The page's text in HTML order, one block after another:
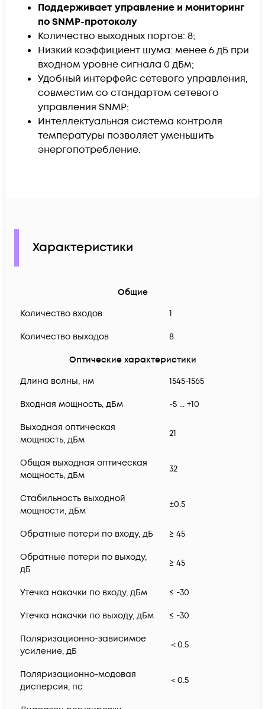
Поддерживает управление и мониторинг
по SNMP-протоколу
Количество выходных портов: 8;
Низкий коэффициент шума: менее 6 дБ при
входном уровне сигнала 0 дБм;
Удобный интерфейс сетевого управления,
совместим со стандартом сетевого
управления SNMP;
Интеллектуальная система контроля
температуры позволяет уменьшить
энергопотребление.
Характеристики
Общие
Количество входов
1
Количество выходов 8
Оптические характеристики
Длина волны, нм
1545-1565
Входная мощность, дБм -5 ... +10
Выходная оптическая
мощность, дБм
21
Общая выходная оптическая
мощность, дБм
32
Стабильность выходной
мощности, дБм
±0.5
Обратные потери по входу, дБ ≥ 45
Обратные потери по выходу,
дБ
≥ 45
Утечка накачки по входу, дБм ≤ -30
Утечка накачки по выходу, дБм ≤ -30
Поляризационно-зависимое
усиление, дБ
＜0.5
Поляризационно-модовая
дисперсия, пс
＜0.5